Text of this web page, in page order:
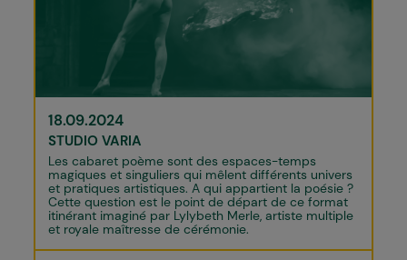
18.09.2024
STUDIO VARIA
Les cabaret poème sont des espaces-temps
magiques et singuliers qui mêlent différents univers
et pratiques artistiques. A qui appartient la poésie ?
Cette question est le point de départ de ce format
itinérant imaginé par Lylybeth Merle, artiste multiple
et royale maîtresse de cérémonie.